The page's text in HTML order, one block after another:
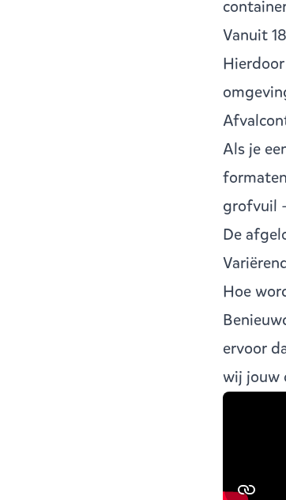
Vanuit
Als je
grofvuil
De
Hoe
ervoor
wij jouw